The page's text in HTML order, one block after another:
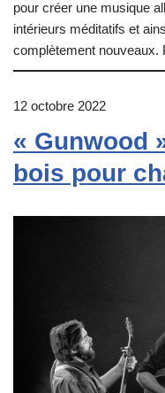
pour créer une musique
intérieurs méditatifs et
complètement
12 octobre 2022
« Gunwood
bois pour